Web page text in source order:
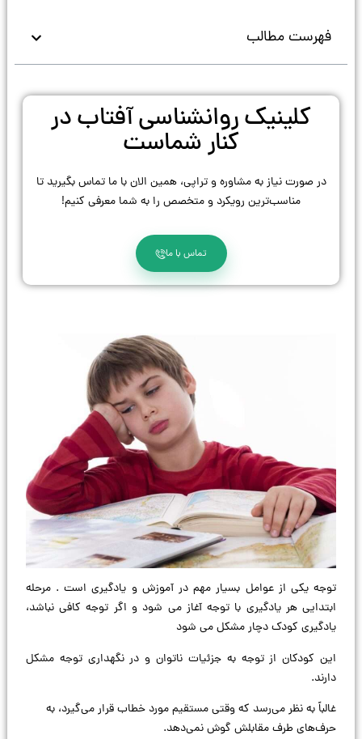
فهرست مطالب
کلینیک روانشناسی آفتاب در
کنار شماست
در صورت نیاز به مشاوره و تراپی، همین الان با ما تماس بگیرید تا
مناسب‌ترین رویکرد و متخصص را به شما معرفی کنیم!
تماس با ما
توجه یکی از عوامل بسیار مهم در آموزش و یادگیری است . مرحله
ابتدایی هر یادگیری با توجه آغاز می شود و اگر توجه کافی نباشد،
یادگیری کودک دچار مشکل می شود
این كودكان از توجه به جزئیات ناتوان و در نگهداری توجه مشکل
دارند.
غالباً به نظر می‌رسد که وقتی مستقیم مورد خطاب قرار می‌گیرد، به
حرف‌های طرف مقابلش گوش نمی‌دهد.